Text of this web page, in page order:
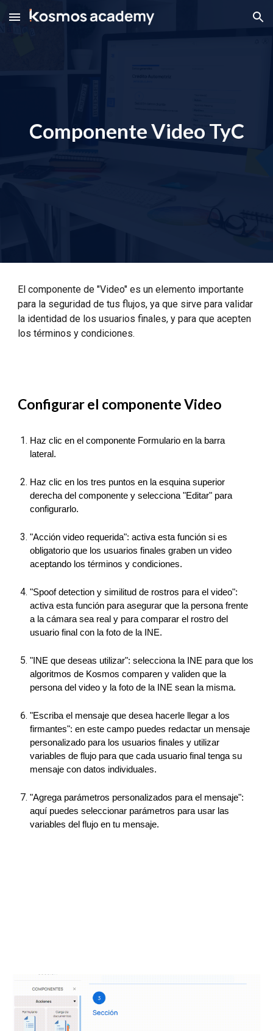
Skip to main content Skip to navigation
Componente Video TyC
El componente de "Video" es un elemento importante
para la seguridad de tus flujos, ya que sirve para validar
la identidad de los usuarios finales, y para que acepten
los términos y condiciones.
Configurar el componente Video
Haz clic en el componente Formulario en la barra
lateral.
Haz clic en los tres puntos en la esquina superior
derecha del componente y selecciona "Editar" para
configurarlo.
"Acción video requerida": activa esta función si es
obligatorio que los usuarios finales graben un video
aceptando los términos y condiciones.
"Spoof detection y similitud de rostros para el video":
activa esta función para asegurar que la persona frente
a la cámara sea real y para comparar el rostro del
usuario final con la foto de la INE.
"INE que deseas utilizar": selecciona la INE para que los
algoritmos de Kosmos comparen y validen que la
persona del video y la foto de la INE sean la misma.
"Escriba el mensaje que desea hacerle llegar a los
firmantes": en este campo puedes redactar un mensaje
personalizado para los usuarios finales y utilizar
variables de flujo para que cada usuario final tenga su
mensaje con datos individuales.
"Agrega parámetros personalizados para el mensaje":
aquí puedes seleccionar parámetros para usar las
variables del flujo en tu mensaje.